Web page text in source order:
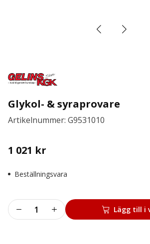
Glykol- & syraprovare
Artikelnummer: G9531010
1 021 kr
Beställningsvara
Glykol-
&
Lägg till i